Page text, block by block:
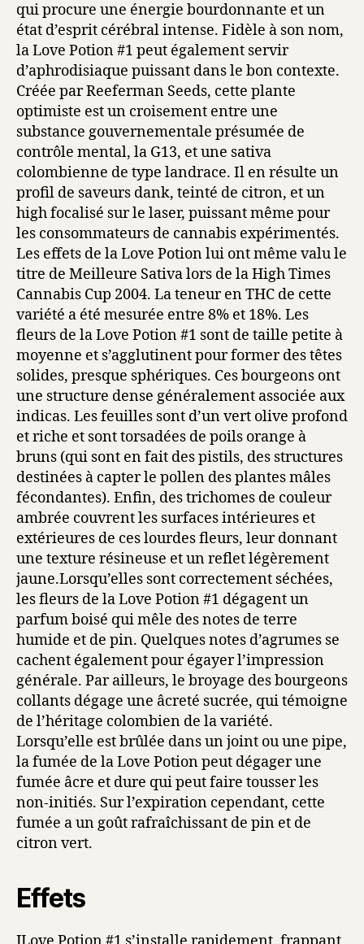
qui procure une énergie bourdonnante et un
état d’esprit cérébral intense. Fidèle à son nom,
la Love Potion #1 peut également servir
d’aphrodisiaque puissant dans le bon contexte.
Créée par Reeferman Seeds, cette plante
optimiste est un croisement entre une
substance gouvernementale présumée de
contrôle mental, la G13, et une sativa
colombienne de type landrace. Il en résulte un
profil de saveurs dank, teinté de citron, et un
high focalisé sur le laser, puissant même pour
les consommateurs de cannabis expérimentés.
Les effets de la Love Potion lui ont même valu le
titre de Meilleure Sativa lors de la High Times
Cannabis Cup 2004. La teneur en THC de cette
variété a été mesurée entre 8% et 18%. Les
fleurs de la Love Potion #1 sont de taille petite à
moyenne et s’agglutinent pour former des têtes
solides, presque sphériques. Ces bourgeons ont
une structure dense généralement associée aux
indicas. Les feuilles sont d’un vert olive profond
et riche et sont torsadées de poils orange à
bruns (qui sont en fait des pistils, des structures
destinées à capter le pollen des plantes mâles
fécondantes). Enfin, des trichomes de couleur
ambrée couvrent les surfaces intérieures et
extérieures de ces lourdes fleurs, leur donnant
une texture résineuse et un reflet légèrement
jaune.Lorsqu’elles sont correctement séchées,
les fleurs de la Love Potion #1 dégagent un
parfum boisé qui mêle des notes de terre
humide et de pin. Quelques notes d’agrumes se
cachent également pour égayer l’impression
générale. Par ailleurs, le broyage des bourgeons
collants dégage une âcreté sucrée, qui témoigne
de l’héritage colombien de la variété.
Lorsqu’elle est brûlée dans un joint ou une pipe,
la fumée de la Love Potion peut dégager une
fumée âcre et dure qui peut faire tousser les
non-initiés. Sur l’expiration cependant, cette
fumée a un goût rafraîchissant de pin et de
citron vert.
Effets